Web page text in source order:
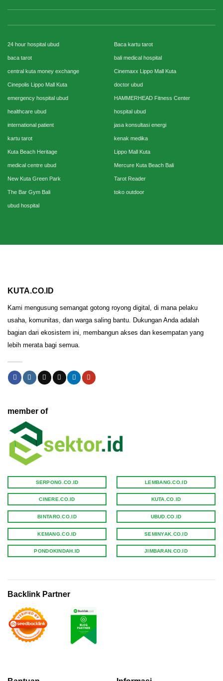
24 hour hospital ubud Baca kartu tarot
baca tarot bali medical hospital
central kuta money exchange Cinemaxx Lippo Mall Kuta
Cinepolis Lippo Mall Kuta doctor ubud
emergency hospital ubud HAMMERHEAD Fitness Center
healthcare ubud hospital ubud
international patient jasa konsultasi energi
kartu tarot kenak medika
Kuta Beach Heritage Lippo Mall Kuta
medical centre ubud Mercure Kuta Beach Bali
New Kuta Green Park Tarot Reader
The Bar Gym Bali toko outdoor
ubud hospital
KUTA.CO.ID
Kami mengusung semangat gotong royong digital, di mana pelaku
usaha, komunitas, dan warga saling bantu. Dukungan Anda adalah
bagian dari ekosistem ini, membangun akses dan kesempatan yang
lebih merata bagi semua.
member of
SERPONG.CO.ID
CINERE.CO.ID
BINTARO.CO.ID
KEMANG.CO.ID
PONDOKINDAH.ID
LEMBANG.CO.ID
KUTA.CO.ID
UBUD.CO.ID
SEMINYAK.CO.ID
JIMBARAN.CO.ID
Backlink Partner